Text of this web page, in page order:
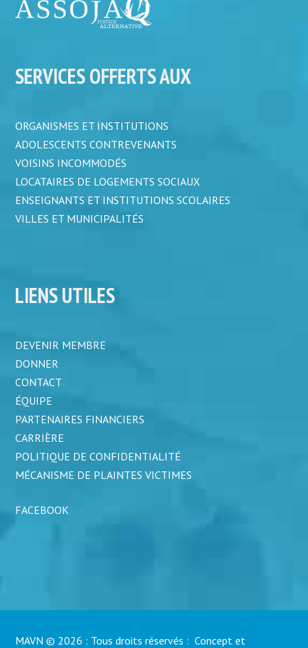
SERVICES OFFERTS AUX
ORGANISMES ET INSTITUTIONS
ADOLESCENTS CONTREVENANTS
VOISINS INCOMMODÉS
LOCATAIRES DE LOGEMENTS SOCIAUX
ENSEIGNANTS ET INSTITUTIONS SCOLAIRES
VILLES ET MUNICIPALITÉS
LIENS UTILES
DEVENIR MEMBRE
DONNER
CONTACT
ÉQUIPE
PARTENAIRES FINANCIERS
CARRIÈRE
POLITIQUE DE CONFIDENTIALITÉ
MÉCANISME DE PLAINTES VICTIMES
FACEBOOK
MAVN © 2026 : Tous droits réservés : Concept et